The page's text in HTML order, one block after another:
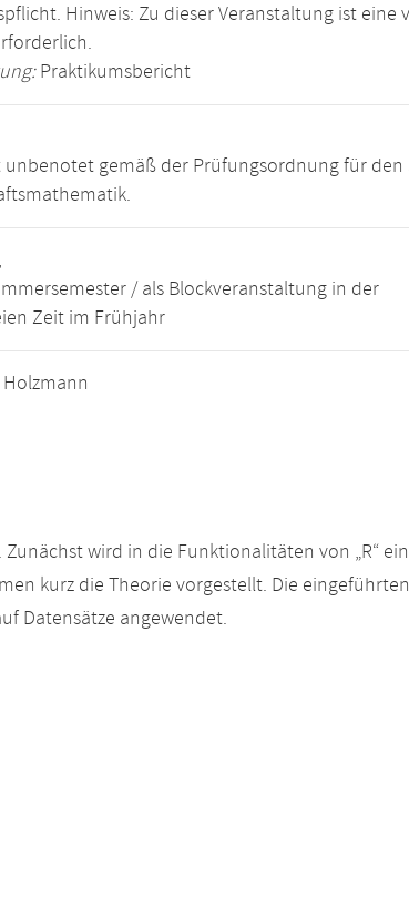
Hinweis: Zu dieser Veranstaltung ist eine
Praktikumsbericht
unbenotet gemäß der Prüfungsordnung für
/ als Blockveranstaltung in der
Zeit im Frühjahr
wird in die Funktionalitäten von „R“
kurz die Theorie vorgestellt. Die
Datensätze angewendet.